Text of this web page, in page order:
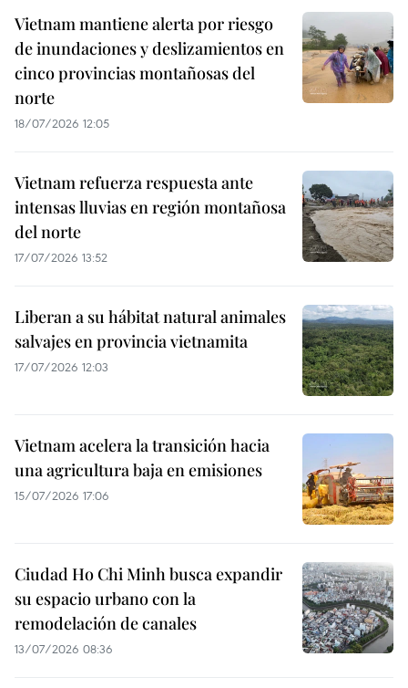
Vietnam mantiene alerta por riesgo
de inundaciones y deslizamientos en
cinco provincias montañosas del
norte
18/07/2026 12:05
Vietnam refuerza respuesta ante
intensas lluvias en región montañosa
del norte
17/07/2026 13:52
Liberan a su hábitat natural animales
salvajes en provincia vietnamita
17/07/2026 12:03
Vietnam acelera la transición hacia
una agricultura baja en emisiones
15/07/2026 17:06
Ciudad Ho Chi Minh busca expandir
su espacio urbano con la
remodelación de canales
13/07/2026 08:36